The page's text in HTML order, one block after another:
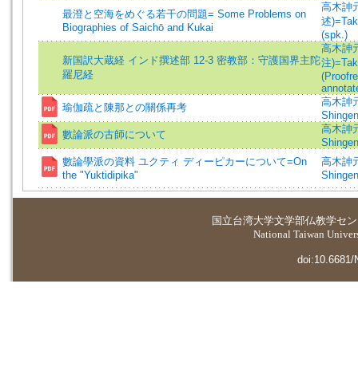
最澄と空海をめぐる若干の問題= Some Problems on
Biographies of Saichō and Kukai
高木訷
述
(spk.)
新国訳大蔵経 インド撰述部 12-3 密教部：守護国界主陀
羅尼経
高木訷
注
瑜伽疏と陳那との關係再考
高木訷
數論派の古師について
高木訷
數論學派の資料 ユクティ ディーピカーについて=On
the "Yuktidipika"
高木訷
国立台湾大学文学部仏教学セ
National Taiwan
doi:10.6681/